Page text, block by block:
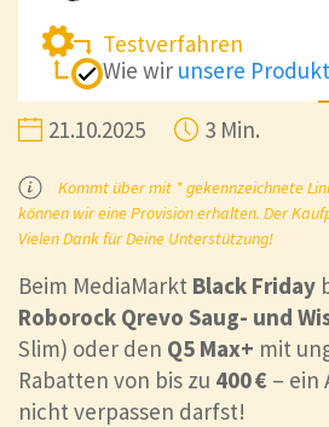
Testverfahren
Wie wir unsere
21.10.2025 3 Min.
Kommt über mit * gekennzeichnete
können wir eine Provision erhalten. Der
Vielen Dank für Deine Unterstützung!
Beim MediaMarkt Black Friday
Roborock Qrevo Saug- und
Slim) oder den Q5 Max+ mit
Rabatten von bis zu 400 € – ein
nicht verpassen darfst!